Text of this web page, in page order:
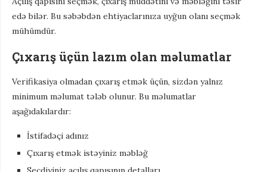
edə bilər. Bu səbəbdən ehtiyaclarınıza uyğun olanı seçmək
mühümdür.
Çıxarış üçün lazım olan məlumatlar
Verifikasiya olmadan çıxarış etmək üçün, sizdən yalnız
minimum məlumat tələb olunur. Bu məlumatlar
aşağıdakılardır:
İstifadəçi adınız
Çıxarış etmək istəyiniz məbləğ